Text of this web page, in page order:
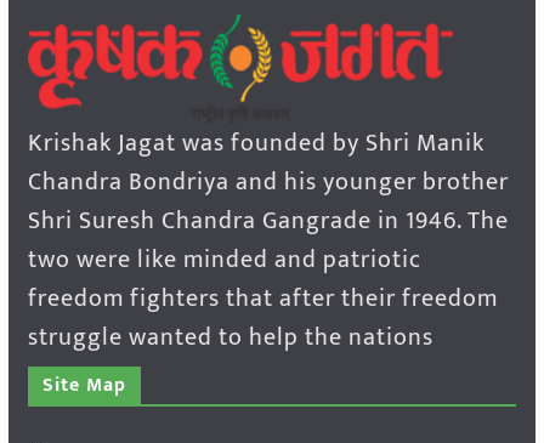
Krishak Jagat was founded by Shri Manik
Chandra Bondriya and his younger brother
Shri Suresh Chandra Gangrade in 1946. The
two were like minded and patriotic
freedom fighters that after their freedom
struggle wanted to help the nations
Site Map